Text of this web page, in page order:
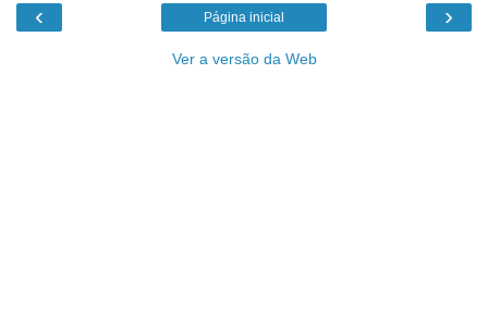
‹ ›
Página inicial
Ver a versão da Web